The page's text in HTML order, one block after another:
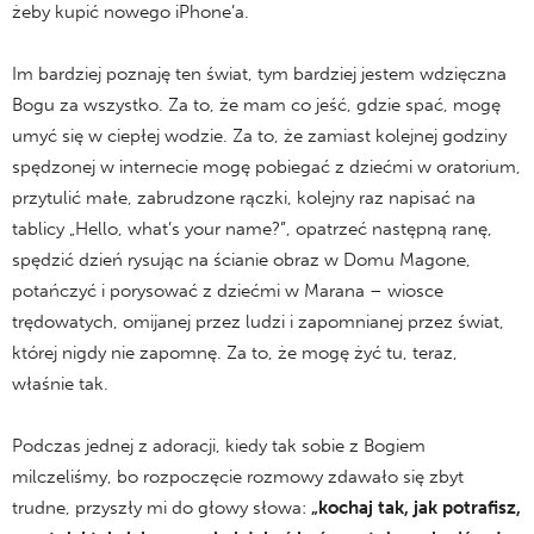
żeby kupić nowego iPhone’a.
Im bardziej poznaję ten świat, tym bardziej jestem wdzięczna
Bogu za wszystko. Za to, że mam co jeść, gdzie spać, mogę
umyć się w ciepłej wodzie. Za to, że zamiast kolejnej godziny
spędzonej w internecie mogę pobiegać z dziećmi w oratorium,
przytulić małe, zabrudzone rączki, kolejny raz napisać na
tablicy „Hello, what’s your name?”, opatrzeć następną ranę,
spędzić dzień rysując na ścianie obraz w Domu Magone,
potańczyć i porysować z dziećmi w Marana – wiosce
trędowatych, omijanej przez ludzi i zapomnianej przez świat,
której nigdy nie zapomnę. Za to, że mogę żyć tu, teraz,
właśnie tak.
Podczas jednej z adoracji, kiedy tak sobie z Bogiem
milczeliśmy, bo rozpoczęcie rozmowy zdawało się zbyt
trudne, przyszły mi do głowy słowa: „kochaj tak, jak potrafisz,